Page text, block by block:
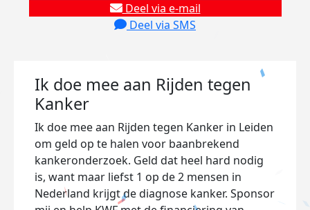
Deel via e-mail
Deel via SMS
Ik doe mee aan Rijden tegen
Kanker
Ik doe mee aan Rijden tegen Kanker in Leiden
om geld op te halen voor baanbrekend
kankeronderzoek. Geld dat heel hard nodig
is, want maar liefst 1 op de 2 mensen in
Nederland krijgt de diagnose kanker. Sponsor